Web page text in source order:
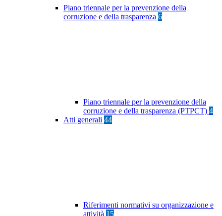
Piano triennale per la prevenzione della
corruzione e della trasparenza 6
Piano triennale per la prevenzione della
corruzione e della trasparenza (PTPCT) 4
Atti generali 44
Riferimenti normativi su organizzazione e
attività 15